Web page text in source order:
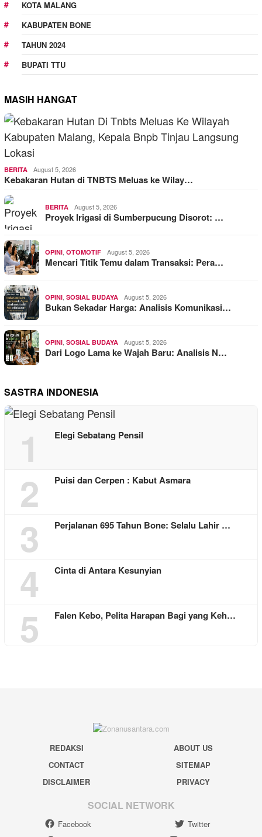
KOTA MALANG
KABUPATEN BONE
TAHUN 2024
BUPATI TTU
MASIH HANGAT
BERITA August 5, 2026
Kebakaran Hutan di TNBTS Meluas ke Wilay…
BERITA August 5, 2026
Proyek Irigasi di Sumberpucung Disorot: …
OPINI OTOMOTIF August 5, 2026
Mencari Titik Temu dalam Transaksi: Pera…
OPINI SOSIAL BUDAYA August 5, 2026
Bukan Sekadar Harga: Analisis Komunikasi…
OPINI SOSIAL BUDAYA August 5, 2026
Dari Logo Lama ke Wajah Baru: Analisis N…
SASTRA INDONESIA
1 Elegi Sebatang Pensil
2 Puisi dan Cerpen : Kabut Asmara
3 Perjalanan 695 Tahun Bone: Selalu Lahir …
4 Cinta di Antara Kesunyian
5 Falen Kebo, Pelita Harapan Bagi yang Keh…
REDAKSI
ABOUT US
CONTACT
SITEMAP
DISCLAIMER
PRIVACY
SOCIAL NETWORK
Facebook
Twitter